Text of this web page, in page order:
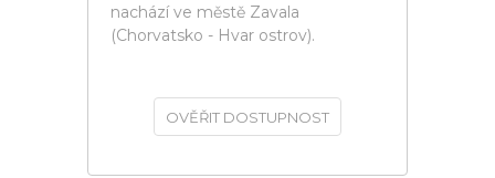
nachází ve městě Zavala
(Chorvatsko - Hvar ostrov).
OVĚŘIT DOSTUPNOST